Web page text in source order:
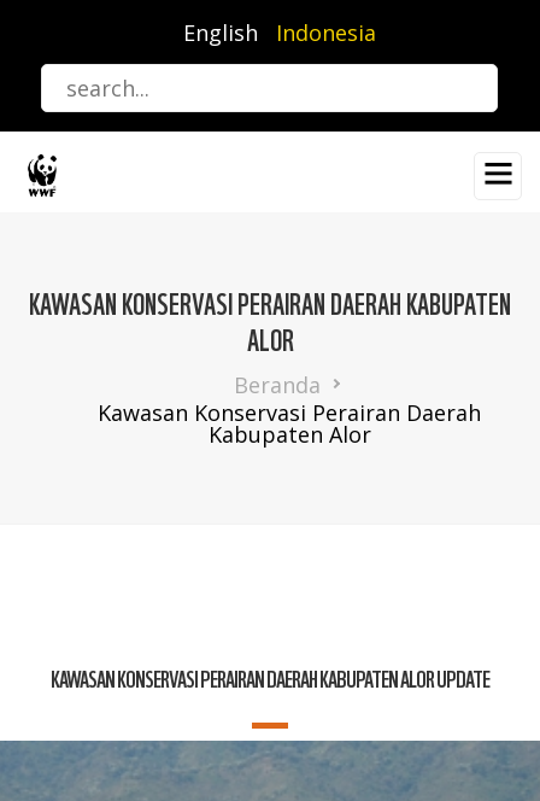
utama
English Indonesia
KAWASAN KONSERVASI PERAIRAN DAERAH KABUPATEN
ALOR
Beranda
Kawasan Konservasi Perairan Daerah
Kabupaten Alor
KAWASAN KONSERVASI PERAIRAN DAERAH KABUPATEN ALOR UPDATE